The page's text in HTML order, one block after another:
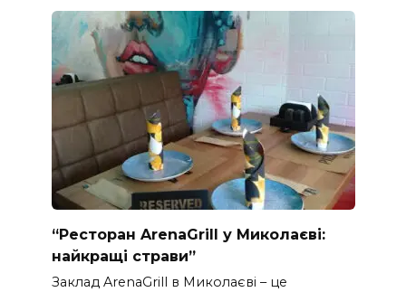
“Ресторан ArenaGrill у Миколаєві:
найкращі страви”
Заклад ArenaGrill в Миколаєві – це